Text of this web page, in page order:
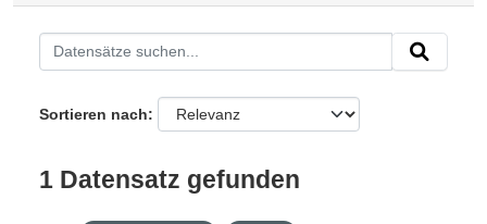
Sortieren nach
1 Datensatz gefunden